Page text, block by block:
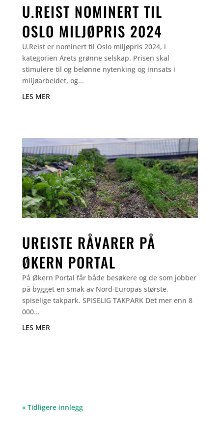
U.REIST NOMINERT TIL
OSLO MILJØPRIS 2024
U.Reist er nominert til Oslo miljøpris 2024, i
kategorien Årets grønne selskap. Prisen skal
stimulere til og belønne nytenking og innsats i
miljøarbeidet, og...
LES MER
UREISTE RÅVARER PÅ
ØKERN PORTAL
På Økern Portal får både besøkere og de som jobber
på bygget en smak av Nord-Europas største,
spiselige takpark. SPISELIG TAKPARK Det mer enn 8
000...
LES MER
« Tidligere innlegg